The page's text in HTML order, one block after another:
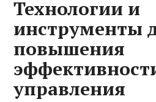
Технологии и
инструменты
повышения
управления